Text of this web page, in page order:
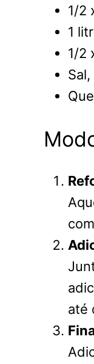
1/2
1
1/2
até